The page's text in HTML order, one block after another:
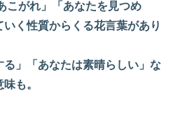
こがれ」「あなたを見つめ
く性質からくる花言葉があり
る」「あなたは素晴らしい」な
も。